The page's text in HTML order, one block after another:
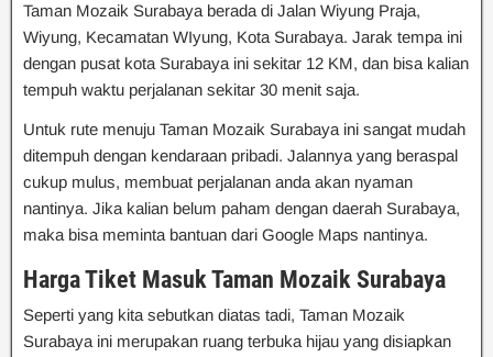
Taman Mozaik Surabaya berada di Jalan Wiyung Praja,
Wiyung, Kecamatan WIyung, Kota Surabaya. Jarak tempa ini
dengan pusat kota Surabaya ini sekitar 12 KM, dan bisa kalian
tempuh waktu perjalanan sekitar 30 menit saja.
Untuk rute menuju Taman Mozaik Surabaya ini sangat mudah
ditempuh dengan kendaraan pribadi. Jalannya yang beraspal
cukup mulus, membuat perjalanan anda akan nyaman
nantinya. Jika kalian belum paham dengan daerah Surabaya,
maka bisa meminta bantuan dari Google Maps nantinya.
Harga Tiket Masuk Taman Mozaik Surabaya
Seperti yang kita sebutkan diatas tadi, Taman Mozaik
Surabaya ini merupakan ruang terbuka hijau yang disiapkan